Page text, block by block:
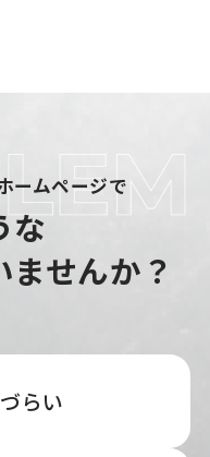
ームページで
な
せんか？
らい